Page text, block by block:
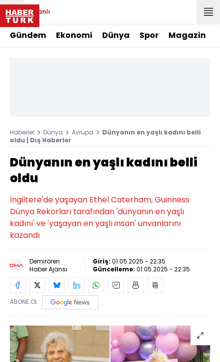
Canlı
Gündem Ekonomi Dünya Spor Magazin
Haberler Dünya Avrupa
Dünyanın en yaşlı kadını belli
oldu | Dış Haberler
Dünyanın en yaşlı kadını belli
oldu
İngiltere'de yaşayan Ethel Caterham, Guinness
Dünya Rekorları tarafından 'dünyanın en yaşlı
kadını' ve 'yaşayan en yaşlı insan' unvanlarını
kazandı
Demirören
Haber Ajansı
Giriş: 01.05.2025 - 22:35
Güncelleme: 01.05.2025 - 22:35
ABONE OL